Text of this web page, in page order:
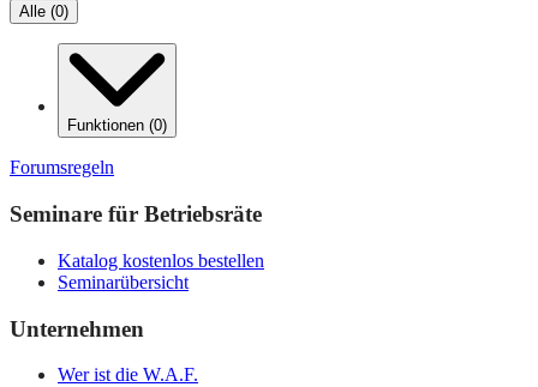
Alle (0)
Funktionen (0)
Forumsregeln
Seminare für Betriebsräte
Katalog kostenlos bestellen
Seminarübersicht
Unternehmen
Wer ist die W.A.F.